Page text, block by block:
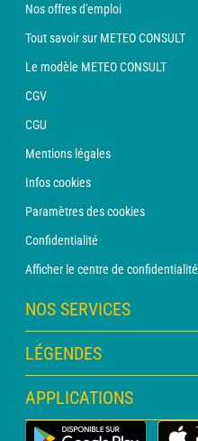
Nos offres d'emploi
Tout savoir sur METEO CONSULT
Le modèle METEO CONSULT
CGV
CGU
Mentions légales
Infos cookies
Paramètres des cookies
Confidentialité
Afficher le centre de confidentialité
NOS SERVICES
Abonnement METEO Xpert
Abonnement METEO PRO
Consultation avec un prévisionniste
Bulletin PRO
LÉGENDES
Légende des cartes
Légende des pictogrammes
APPLICATIONS